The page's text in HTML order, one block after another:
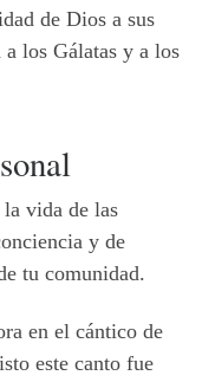
de Dios a sus
a los Gálatas y a los
vida de las
y de
tu comunidad.
en el cántico de
este canto fue